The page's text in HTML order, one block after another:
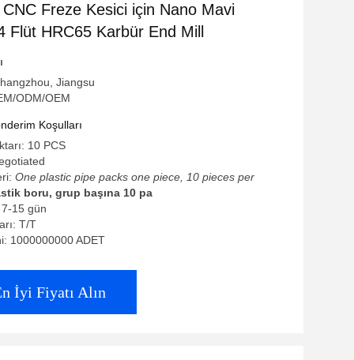
Freze Kesici için Nano Mavi
Flüt HRC65 Karbür End Mill
Jiangsu
ODM/OEM
Koşulları
10 PCS
One plastic pipe packs one piece, 10 pieces per
boru, grup başına 10 pa
15 gün
T/T
1000000000 ADET
İyi Fiyatı Alın